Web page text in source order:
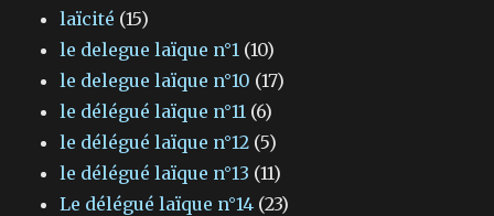
laïcité (15)
le delegue laïque n°1 (10)
le delegue laïque n°10 (17)
le délégué laïque n°11 (6)
le délégué laïque n°12 (5)
le délégué laïque n°13 (11)
Le délégué laïque n°14 (23)